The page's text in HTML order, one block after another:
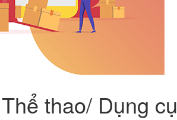
thao/ Dụng cụ